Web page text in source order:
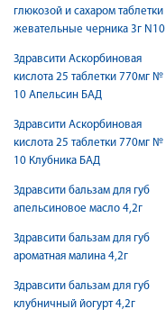
глюкозой и сахаром таблетки
жевательные черника 3г N10
Здравсити Аскорбиновая
кислота 25 таблетки 770мг №
10 Апельсин БАД
Здравсити Аскорбиновая
кислота 25 таблетки 770мг №
10 Клубника БАД
Здравсити бальзам для губ
апельсиновое масло 4,2г
Здравсити бальзам для губ
ароматная малина 4,2г
Здравсити бальзам для губ
клубничный йогурт 4,2г